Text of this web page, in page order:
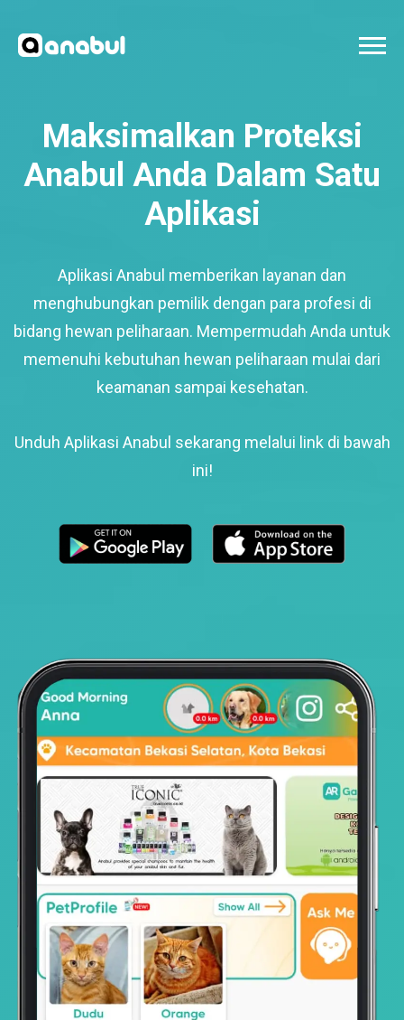
Maksimalkan Proteksi
Anabul Anda Dalam Satu
Aplikasi
Aplikasi Anabul memberikan layanan dan
menghubungkan pemilik dengan para profesi di
bidang hewan peliharaan. Mempermudah Anda untuk
memenuhi kebutuhan hewan peliharaan mulai dari
keamanan sampai kesehatan.
Unduh Aplikasi Anabul sekarang melalui link di bawah
ini!